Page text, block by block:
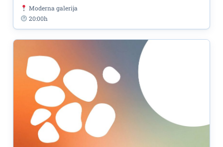
Moderna galerija
20:00h